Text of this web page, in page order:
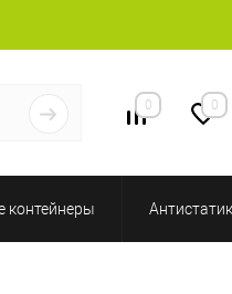
0 0
контейнеры